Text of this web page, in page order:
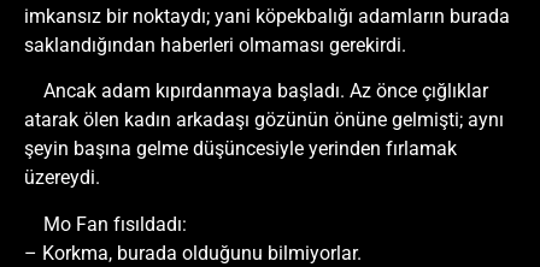
imkansız bir noktaydı; yani köpekbalığı adamların burada
saklandığından haberleri olmaması gerekirdi.
Ancak adam kıpırdanmaya başladı. Az önce çığlıklar
atarak ölen kadın arkadaşı gözünün önüne gelmişti; aynı
şeyin başına gelme düşüncesiyle yerinden fırlamak
üzereydi.
Mo Fan fısıldadı:
– Korkma, burada olduğunu bilmiyorlar.